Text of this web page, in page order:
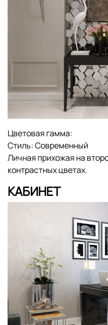
Цветовая гамма:
Стиль:Современный
Личная прихожая на
контрастных цветах.
КАБИНЕТ